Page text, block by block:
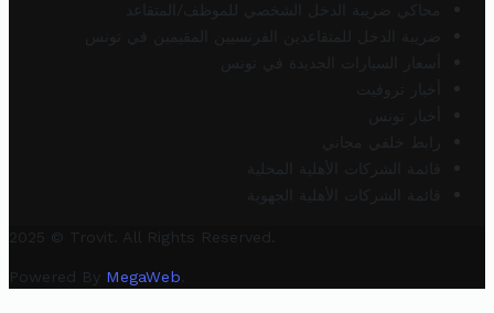
محاكي ضريبة الدخل الشخصي للموظف/المتقاعد
ضريبة الدخل للمتقاعدين الفرنسيين المقيمين في تونس
أسعار السيارات الجديدة في تونس
أخبار تروفيت
أخبار تونس
رابط خلفي مجاني
قائمة الشركات الأهلية المحلية
قائمة الشركات الأهلية الجهوية
2025 © Trovit. All Rights Reserved.
Powered By MegaWeb